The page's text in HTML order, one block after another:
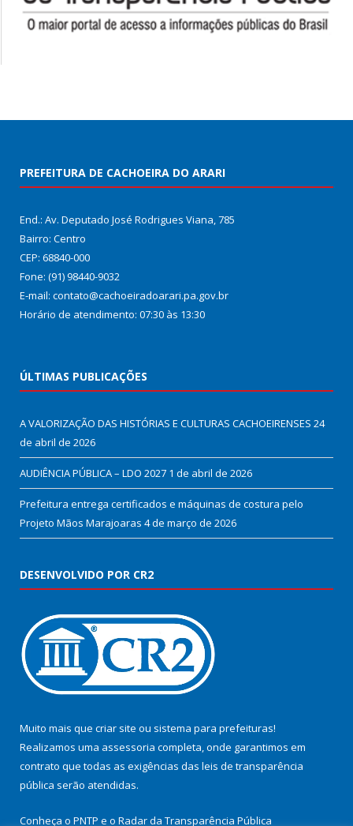
PREFEITURA DE CACHOEIRA DO ARARI
End.: Av. Deputado José Rodrigues Viana, 785
Bairro: Centro
CEP: 68840-000
Fone: (91) 98440-9032
E-mail: contato@cachoeiradoarari.pa.gov.br
Horário de atendimento: 07:30 às 13:30
ÚLTIMAS PUBLICAÇÕES
A VALORIZAÇÃO DAS HISTÓRIAS E CULTURAS CACHOEIRENSES 24
de abril de 2026
AUDIÊNCIA PÚBLICA – LDO 2027 1 de abril de 2026
Prefeitura entrega certificados e máquinas de costura pelo
Projeto Mãos Marajoaras 4 de março de 2026
DESENVOLVIDO POR CR2
Muito mais que criar site ou sistema para prefeituras!
Realizamos uma assessoria completa, onde garantimos em
contrato que todas as exigências das leis de transparência
pública serão atendidas.
Conheça o PNTP e o Radar da Transparência Pública